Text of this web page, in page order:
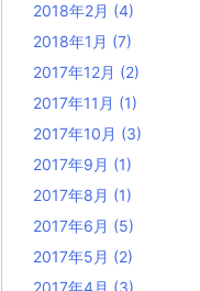
2018年2月 (4)
2018年1月 (7)
2017年12月 (2)
2017年11月 (1)
2017年10月 (3)
2017年9月 (1)
2017年8月 (1)
2017年6月 (5)
2017年5月 (2)
2017年4月 (3)